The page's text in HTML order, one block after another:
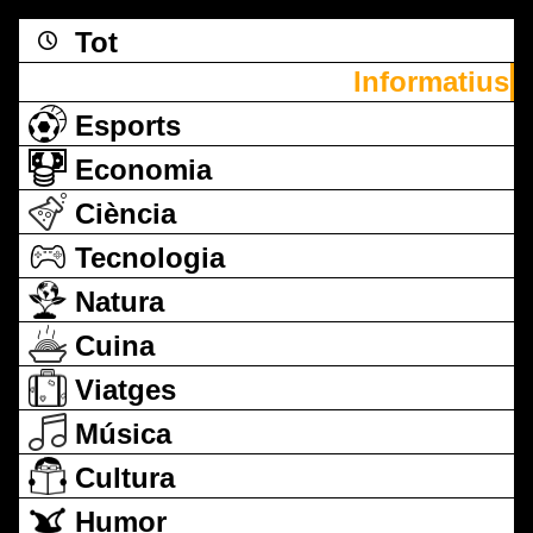
Tot
Informatius
Esports
Economia
Ciència
Tecnologia
Natura
Cuina
Viatges
Música
Cultura
Humor